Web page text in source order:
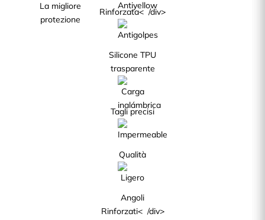
La migliore
protezione
Rinforzata< /div>
Silicone TPU
trasparente
Tagli precisi
Qualità
Angoli
Rinforzati< /div>